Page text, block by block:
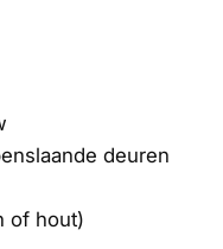
deuren
of hout)